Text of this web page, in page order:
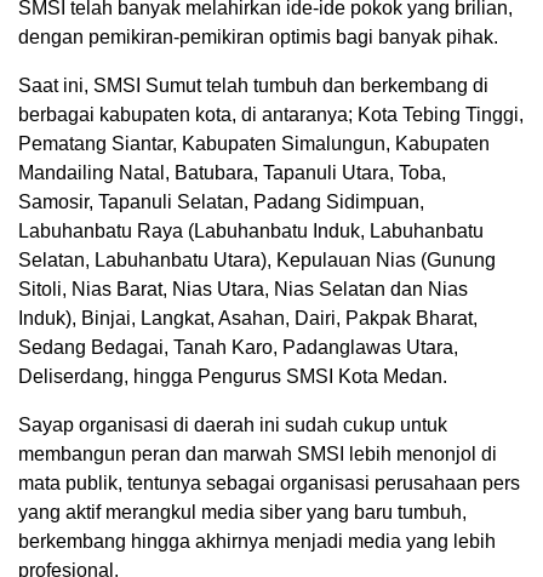
SMSI telah banyak melahirkan ide-ide pokok yang brilian,
dengan pemikiran-pemikiran optimis bagi banyak pihak.
Saat ini, SMSI Sumut telah tumbuh dan berkembang di
berbagai kabupaten kota, di antaranya; Kota Tebing Tinggi,
Pematang Siantar, Kabupaten Simalungun, Kabupaten
Mandailing Natal, Batubara, Tapanuli Utara, Toba,
Samosir, Tapanuli Selatan, Padang Sidimpuan,
Labuhanbatu Raya (Labuhanbatu Induk, Labuhanbatu
Selatan, Labuhanbatu Utara), Kepulauan Nias (Gunung
Sitoli, Nias Barat, Nias Utara, Nias Selatan dan Nias
Induk), Binjai, Langkat, Asahan, Dairi, Pakpak Bharat,
Sedang Bedagai, Tanah Karo, Padanglawas Utara,
Deliserdang, hingga Pengurus SMSI Kota Medan.
Sayap organisasi di daerah ini sudah cukup untuk
membangun peran dan marwah SMSI lebih menonjol di
mata publik, tentunya sebagai organisasi perusahaan pers
yang aktif merangkul media siber yang baru tumbuh,
berkembang hingga akhirnya menjadi media yang lebih
profesional.